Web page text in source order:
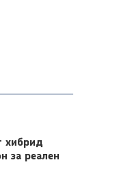
хибрид
за реален